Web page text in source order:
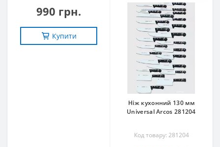
990 грн.
Купити
Ніж кухонний 130 мм
Universal Arcos 281204
Код товару: 281204